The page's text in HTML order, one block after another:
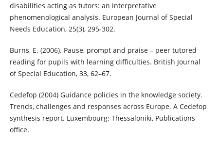
disabilities acting as tutors: an interpretative
phenomenological analysis. European Journal of Special
Needs Education, 25(3), 295-302.
Burns, E. (2006). Pause, prompt and praise – peer tutored
reading for pupils with learning difficulties. British Journal
of Special Education, 33, 62–67.
Cedefop (2004) Guidance policies in the knowledge society.
Trends, challenges and responses across Europe. A Cedefop
synthesis report. Luxembourg: Thessaloniki, Publications
office.